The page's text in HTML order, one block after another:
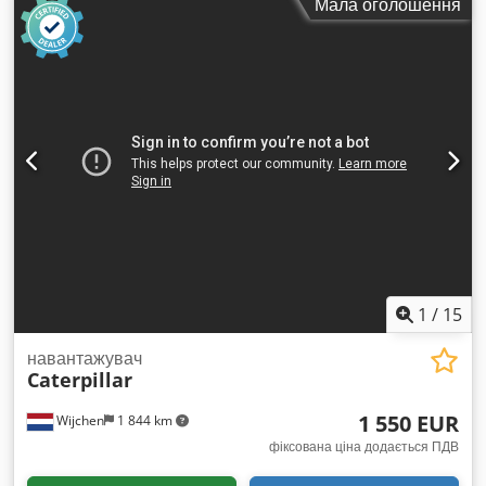
1 / 15
Wijchen 1 844 km
навантажувач
Caterpillar
1 550 EUR
фіксована ціна додається ПДВ